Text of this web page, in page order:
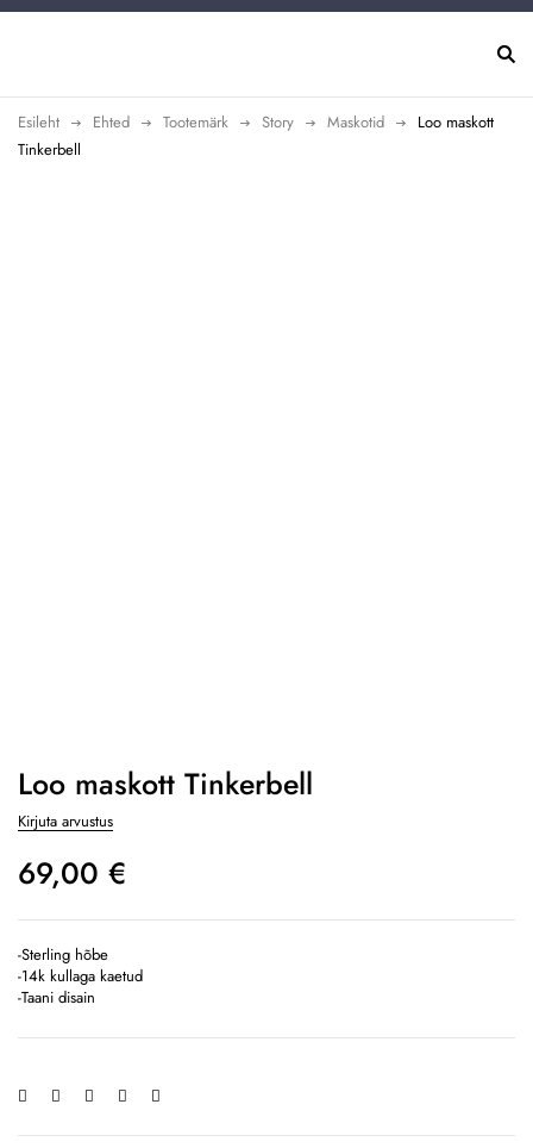
Esileht Ehted Tootemärk Story Maskotid
Loo maskott
Tinkerbell
Loo maskott Tinkerbell
Kirjuta arvustus
69,00 €
-Sterling hõbe
-14k kullaga kaetud
-Taani disain